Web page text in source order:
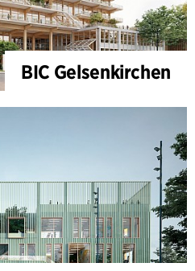
BIC Gelsenkirchen